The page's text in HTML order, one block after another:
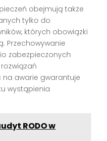
obejmują także
tylko do
których obowiązki
Przechowywanie
zabezpieczonych
awarie gwarantuje
wystąpienia
RODO w